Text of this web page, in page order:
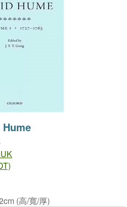
(高/寬/厚)